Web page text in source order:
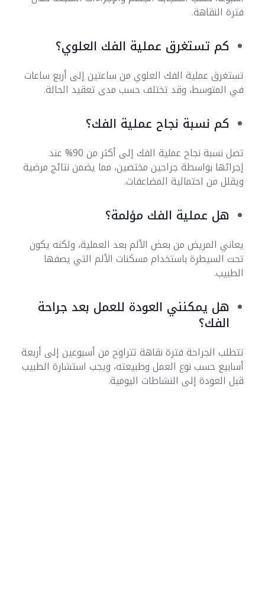
فترة النقاهة.
كم تستغرق عملية الفك العلوي؟
تستغرق عملية الفك العلوي من ساعتين إلى أربع ساعات
في المتوسط، وقد تختلف حسب مدى تعقيد الحالة.
كم نسبة نجاح عملية الفك؟
تصل نسبة نجاح عملية الفك إلى أكثر من 90% عند
إجرائها بواسطة جراحين مختصين، مما يضمن نتائج مرضية
ويقلل من احتمالية المضاعفات.
هل عملية الفك مؤلمة؟
يعاني المريض من بعض الألم بعد العملية، ولكنه يكون
تحت السيطرة باستخدام مسكنات الألم التي يصفها
الطبيب.
هل يمكنني العودة للعمل بعد جراحة
الفك؟
تتطلب الجراحة فترة نقاهة تتراوح من أسبوعين إلى أربعة
أسابيع حسب نوع العمل وطبيعته، ويجب استشارة الطبيب
قبل العودة إلى النشاطات اليومية.